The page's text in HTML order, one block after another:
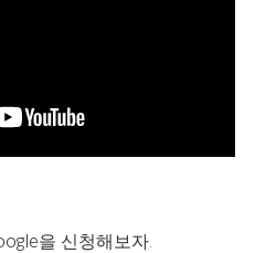
을 신청해보자.